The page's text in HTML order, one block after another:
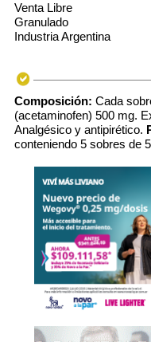
Venta Libre
Granulado
Industria Argentina
Composición: Cada
(acetaminofen) 500 mg.
Analgésico y antipirético.
conteniendo 5 sobres de